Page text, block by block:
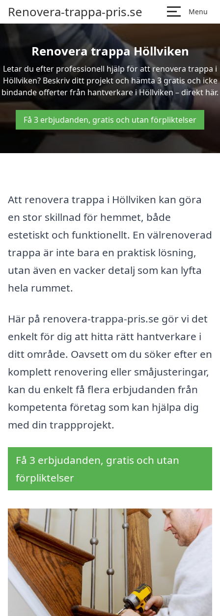
Renovera-trappa-pris.se Menu
Renovera trappa Höllviken
Letar du efter professionell hjälp för att renovera trappa i
Höllviken? Beskriv ditt projekt och hämta 3 gratis och icke
bindande offerter från hantverkare i Höllviken – direkt här.
Få 3 erbjudanden, gratis och utan förpliktelser
Att renovera trappa i Höllviken kan göra
en stor skillnad för hemmet, både
estetiskt och funktionellt. En välrenoverad
trappa är inte bara en praktisk lösning,
utan även en vacker detalj som kan lyfta
hela rummet.
Här på renovera-trappa-pris.se gör vi det
enkelt för dig att hitta rätt hantverkare i
ditt område. Oavsett om du söker efter en
komplett renovering eller småjusteringar,
kan du enkelt få flera erbjudanden från
kompetenta företag som kan hjälpa dig
med din trappprojekt.
Få 3 erbjudanden, gratis och utan
förpliktelser